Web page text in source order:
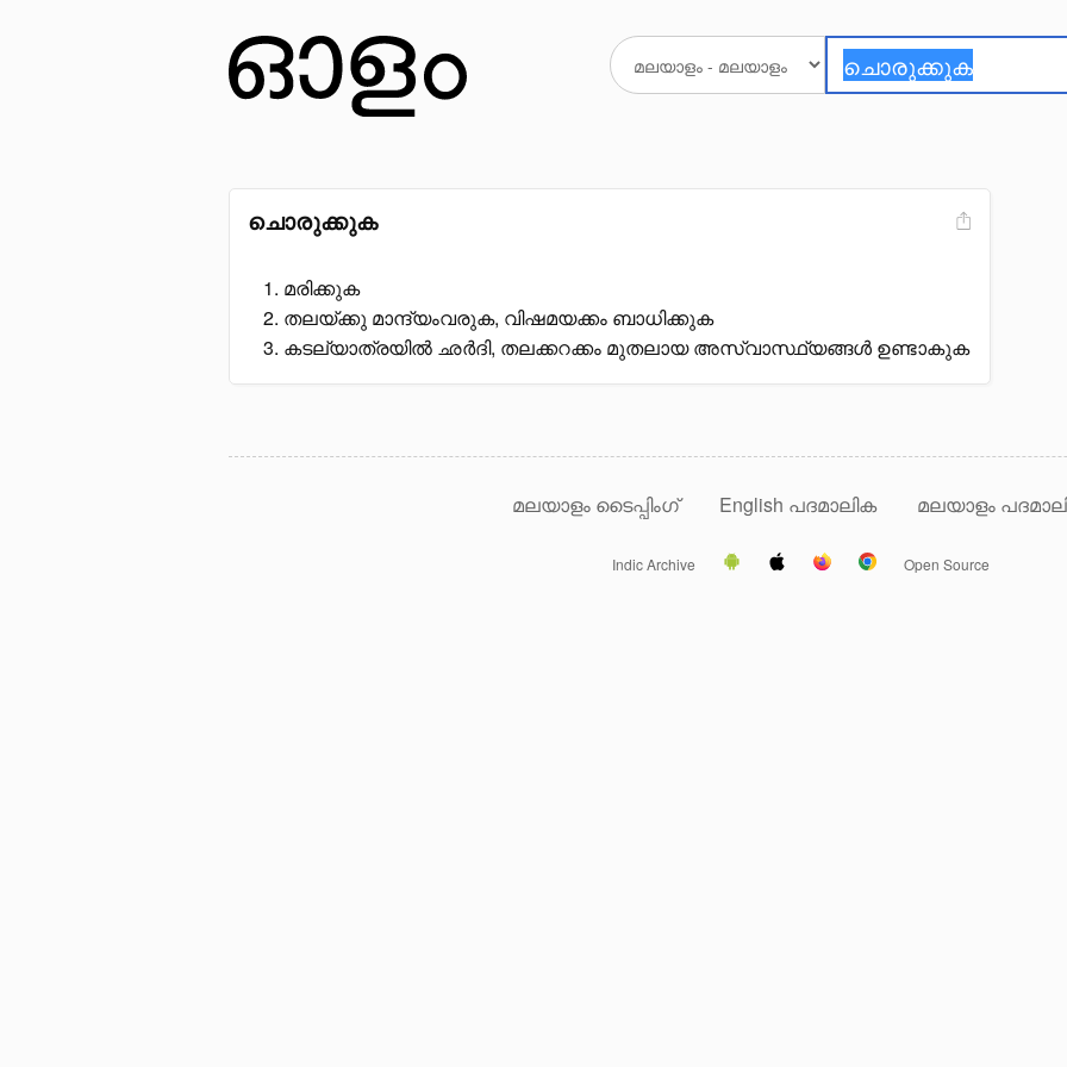
ചൊരുക്കുക
മരിക്കുക
തലയ്ക്കു മാന്ദ്യംവരുക, വിഷമയക്കം ബാധിക്കുക
കടല്യാത്രയിൽ ഛർദി, തലക്കറക്കം മുതലായ അസ്വാസ്ഥ്യങ്ങൾ ഉണ്ടാകുക
മലയാളം ടൈപ്പിംഗ് English പദമാലിക മലയാളം
Indic Archive Open Source